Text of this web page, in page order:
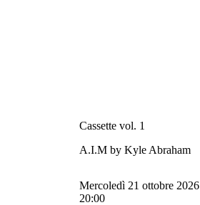
Cassette vol. 1
A.I.M by Kyle Abraham
mercoledì 21 ottobre 2026
20:00